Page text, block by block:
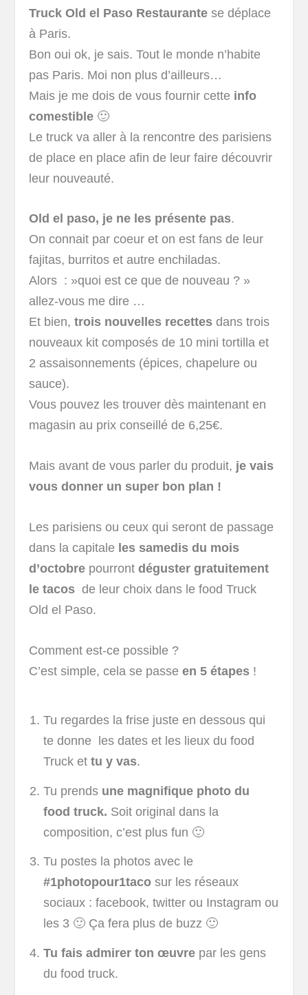
Truck Old el Paso Restaurante se déplace
à Paris.
Bon oui ok, je sais. Tout le monde n’habite
pas Paris. Moi non plus d’ailleurs…
Mais je me dois de vous fournir cette info
comestible 🙂
Le truck va aller à la rencontre des parisiens
de place en place afin de leur faire découvrir
leur nouveauté.
Old el paso, je ne les présente pas.
On connait par coeur et on est fans de leur
fajitas, burritos et autre enchiladas.
Alors : »quoi est ce que de nouveau ? »
allez-vous me dire …
Et bien,trois nouvelles recettes dans trois
nouveaux kit composés de 10 mini tortilla et
2 assaisonnements (épices, chapelure ou
sauce).
Vous pouvez les trouver dès maintenant en
magasin au prix conseillé de 6,25€.
Mais avant de vous parler du produit, je vais
vous donner un super bon plan !
Les parisiens ou ceux qui seront de passage
dans la capitale les samedis du mois
d’octobre pourrontdéguster gratuitement
le tacos de leur choix dans le food Truck
Old el Paso.
Comment est-ce possible ?
C’est simple, cela se passe en 5 étapes !
Tu regardes la frise juste en dessous qui
te donne les dates et les lieux du food
Truck et tu y vas.
Tu prends une magnifique photo du
food truck. Soit original dans la
composition, c’est plus fun 🙂
Tu postes la photos avec le
#1photopour1tacosur les réseaux
sociaux : facebook, twitter ou Instagram ou
les 3 🙂 Ça fera plus de buzz 🙂
Tu fais admirer ton œuvrepar les gens
du food truck.